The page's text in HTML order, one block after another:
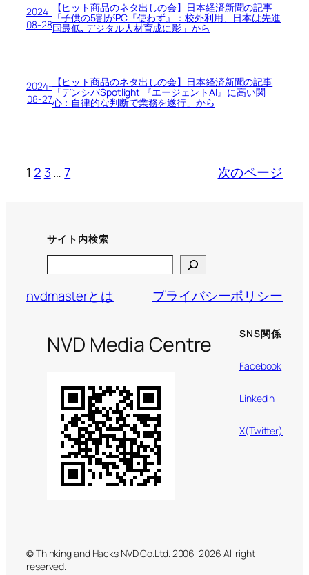
2024-
08-28
【ヒット商品のネタ出しの会】日本経済新聞の記事
「子供の5割がPC『使わず』：校外利用、日本は先進
国最低､デジタル人材育成に影」から
2024-
08-27
【ヒット商品のネタ出しの会】日本経済新聞の記事
「デンシバSpotlight 『エージェントAI』に高い関
心：自律的な判断で業務を遂行」から
1 2 3… 7 次のページ
サイト内検索
nvdmasterとは
プライバシーポリシー
NVD Media Centre SNS関係
Facebook
LinkedIn
X(Twitter)
© Thinking and Hacks NVD Co.Ltd. 2006-2026 All right
reserved.